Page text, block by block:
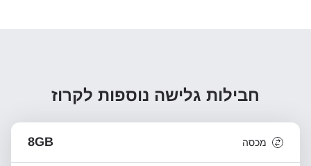
חבילות גלישה נוספות לקרוז
מכסה 8GB